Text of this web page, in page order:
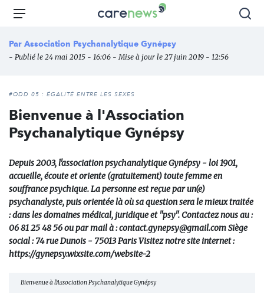
Aller
principal
Carenews,
média
des
l'engagement
Menu
Par Association Psychanalytique Gynépsy
- Publié le 24 mai 2015 - 16:06 - Mise à jour le 27 juin 2019 - 12:56
#ODD 05 : ÉGALITÉ ENTRE LES SEXES
Bienvenue à l'Association
Psychanalytique Gynépsy
Depuis 2003, l'association psychanalytique Gynépsy - loi 1901,
accueille, écoute et oriente (gratuitement) toute femme en
souffrance psychique. La personne est reçue par un(e)
psychanalyste, puis orientée là où sa question sera le mieux traitée
: dans les domaines médical, juridique et "psy". Contactez nous au :
06 81 25 48 56 ou par mail à : contact.gynepsy@gmail.com Siège
social : 74 rue Dunois - 75013 Paris Visitez notre site internet :
https://gynepsy.wixsite.com/website-2
Bienvenue à l'Association Psychanalytique Gynépsy